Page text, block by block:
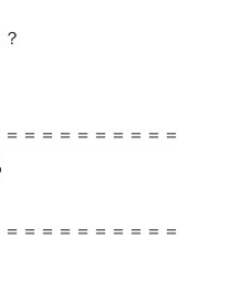
＝＝＝＝＝＝＝＝＝
＝＝＝＝＝＝＝＝＝